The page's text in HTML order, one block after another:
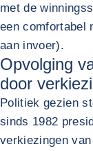
met de
een comfortabel
aan invoer).
Opvolging
door
Politiek gezien
sinds 1982
verkiezingen